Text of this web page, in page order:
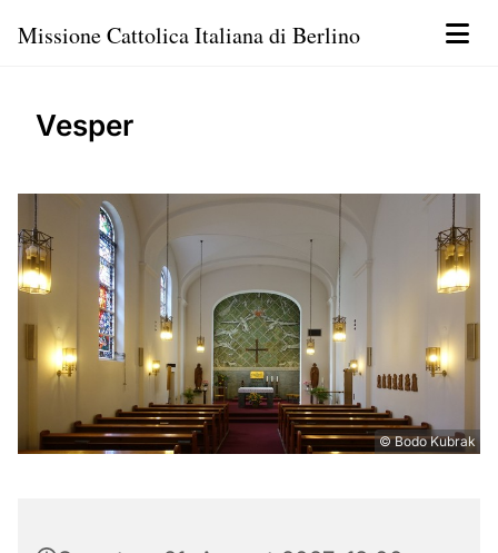
Missione Cattolica Italiana di Berlino
Vesper
© Bodo Kubrak